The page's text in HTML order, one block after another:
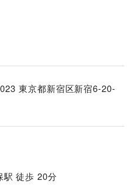
東京都新宿区新宿6-20-
駅 徒歩 20分